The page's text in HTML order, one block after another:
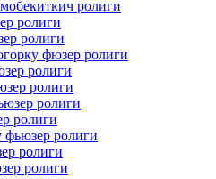
ролиги
ролиги
ролиги
фюзер ролиги
ролиги
ролиги
ролиги
ролиги
фьюзер ролиги
ролиги
ролиги